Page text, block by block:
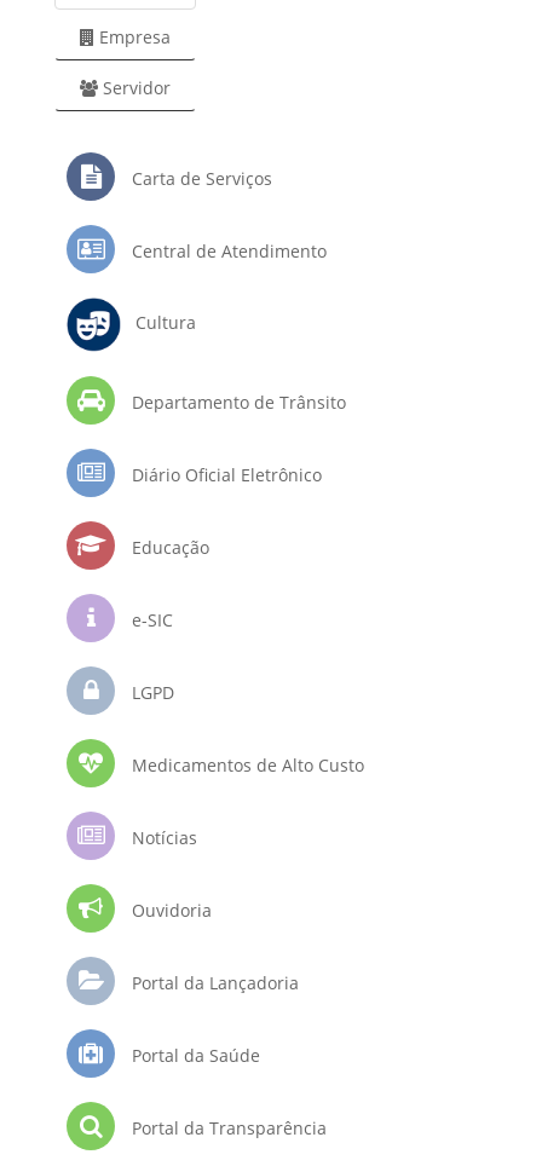
Empresa
Servidor
Carta de Serviços
Central de Atendimento
Cultura
Departamento de Trânsito
Diário Oficial Eletrônico
Educação
e-SIC
LGPD
Medicamentos de Alto Custo
Notícias
Ouvidoria
Portal da Lançadoria
Portal da Saúde
Portal da Transparência